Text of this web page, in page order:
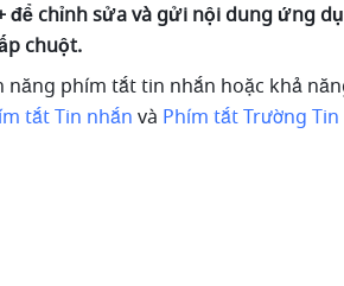
để chỉnh sửa và gửi nội dung ứng
chuột.
phím tắt tin nhắn hoặc khả
tắt Tin nhắn và Phím tắt Trường Tin